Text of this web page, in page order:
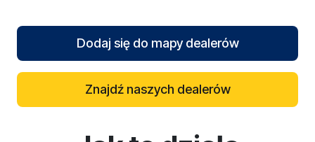
Dodaj się do mapy dealerów
Znajdź naszych dealerów
reCAPTCHA verification